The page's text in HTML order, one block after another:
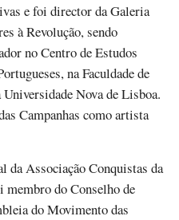
e foi director da Galeria
à Revolução, sendo
no Centro de Estudos
na Faculdade de
Nova de Lisboa.
Campanhas como artista
da Associação Conquistas da
membro do Conselho de
do Movimento das